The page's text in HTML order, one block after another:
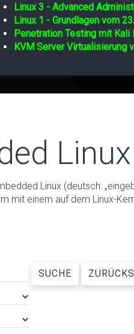
Linux 3 - Advanced
Linux 1 - Grundlagen vom
Penetration Testing mit Kali
KVM Server Virtualisierung
Linux
Linux (deutsch:
mit einem auf dem Linux-
SUCHE